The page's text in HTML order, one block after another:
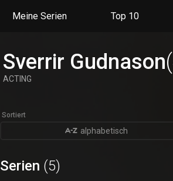
Meine Serien Top 10
entfernen oder
Alles
Sverrir Gudnason
ACTING
Sortiert
alphabetisch
Serien (5)